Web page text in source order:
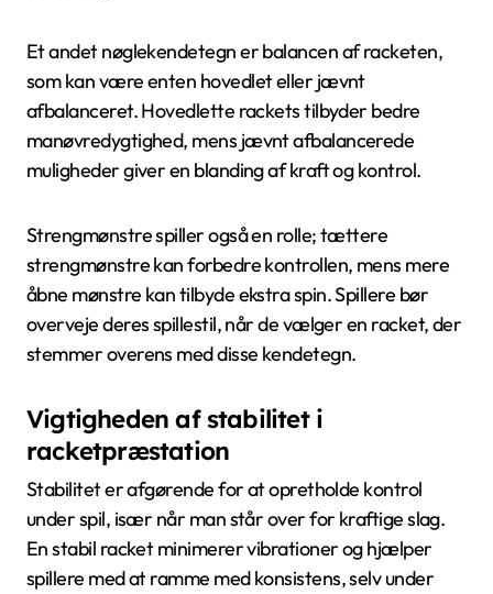
Et andet nøglekendetegn er balancen af racketen,
som kan være enten hovedlet eller jævnt
afbalanceret. Hovedlette rackets tilbyder bedre
manøvredygtighed, mens jævnt afbalancerede
muligheder giver en blanding af kraft og kontrol.
Strengmønstre spiller også en rolle; tættere
strengmønstre kan forbedre kontrollen, mens mere
åbne mønstre kan tilbyde ekstra spin. Spillere bør
overveje deres spillestil, når de vælger en racket, der
stemmer overens med disse kendetegn.
Vigtigheden af stabilitet i
racketpræstation
Stabilitet er afgørende for at opretholde kontrol
under spil, især når man står over for kraftige slag.
En stabil racket minimerer vibrationer og hjælper
spillere med at ramme med konsistens, selv under